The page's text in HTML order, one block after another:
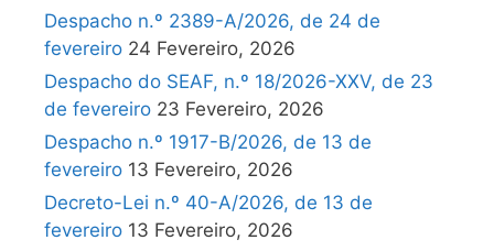
Despacho n.º 2389-A/2026, de 24 de
fevereiro 24 Fevereiro, 2026
Despacho do SEAF, n.º 18/2026-XXV, de 23
de fevereiro 23 Fevereiro, 2026
Despacho n.º 1917-B/2026, de 13 de
fevereiro 13 Fevereiro, 2026
Decreto-Lei n.º 40-A/2026, de 13 de
fevereiro 13 Fevereiro, 2026